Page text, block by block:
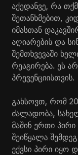
აქედანვე, რა
შეთანხმებით,
იმასთან
აღიარების და
შემთხვევაში
რეაგირება. ეს
პრევენციისთვის.
გახსოვთ, რომ
ძალადობა,
მაშინ ერთი
შეიწყალა
ექვსი პირი იყო